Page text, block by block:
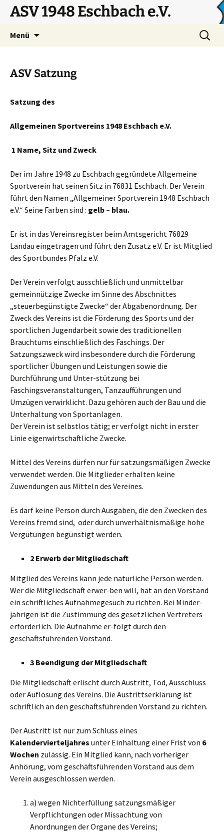
Zum
InhaltASV 1948 Eschbach e.V.
Menü
Suchen
nach:
ASV Satzung
Satzung des
Allgemeinen Sportvereins 1948 Eschbach e.V.
1 Name, Sitz und Zweck
Der im Jahre 1948 zu Eschbach gegründete Allgemeine
Sportverein hat seinen Sitz in 76831 Eschbach. Der Verein
führt den Namen „Allgemeiner Sportverein 1948 Eschbach
e.V.“ Seine Farben sind : gelb – blau.
Er ist in das Vereinsregister beim Amtsgericht 76829
Landau eingetragen und führt den Zusatz e.V. Er ist Mitglied
des Sportbundes Pfalz e.V.
Der Verein verfolgt ausschließlich und unmittelbar
gemeinnützige Zwecke im Sinne des Abschnittes
„steuerbegünstigte Zwecke“ der Abgabenordnung. Der
Zweck des Vereins ist die Förderung des Sports und der
sportlichen Jugendarbeit sowie des traditionellen
Brauchtums einschließlich des Faschings. Der
Satzungszweck wird insbesondere durch die Förderung
sportlicher Übungen und Leistungen sowie die
Durchführung und Unter-stützung bei
Faschingsveranstaltungen, Tanzaufführungen und
Umzügen verwirklicht. Dazu gehören auch der Bau und die
Unterhaltung von Sportanlagen.
Der Verein ist selbstlos tätig; er verfolgt nicht in erster
Linie eigenwirtschaftliche Zwecke.
Mittel des Vereins dürfen nur für satzungsmäßigen Zwecke
verwendet werden. Die Mitglieder erhalten keine
Zuwendungen aus Mitteln des Vereines.
Es darf keine Person durch Ausgaben, die den Zwecken des
Vereins fremd sind, oder durch unverhältnismäßige hohe
Vergütungen begünstigt werden.
2 Erwerb der Mitgliedschaft
Mitglied des Vereins kann jede natürliche Person werden.
Wer die Mitgliedschaft erwer-ben will, hat an den Vorstand
ein schriftliches Aufnahmegesuch zu richten. Bei Minder-
jährigen ist die Zustimmung des gesetzlichen Vertreters
erforderlich. Die Aufnahme er-folgt durch den
geschäftsführenden Vorstand.
3 Beendigung der Mitgliedschaft
Die Mitgliedschaft erlischt durch Austritt, Tod, Ausschluss
oder Auflösung des Vereins. Die Austrittserklärung ist
schriftlich an den geschäftsführenden Vorstand zu richten.
Der Austritt ist nur zum Schluss eines
Kalendervierteljahres unter Einhaltung einer Frist von 6
Wochen zulässig. Ein Mitglied kann, nach vorheriger
Anhörung, vom geschäftsführenden Vorstand aus dem
Verein ausgeschlossen werden.
a) wegen Nichterfüllung satzungsmäßiger
Verpflichtungen oder Missachtung von
Anordnungen der Organe des Vereins;